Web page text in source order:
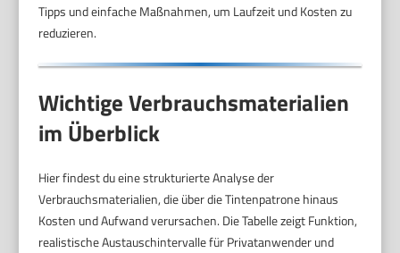
Tipps und einfache Maßnahmen, um Laufzeit und Kosten zu
reduzieren.
Wichtige Verbrauchsmaterialien
im Überblick
Hier findest du eine strukturierte Analyse der
Verbrauchsmaterialien, die über die Tintenpatrone hinaus
Kosten und Aufwand verursachen. Die Tabelle zeigt Funktion,
realistische Austauschintervalle für Privatanwender und